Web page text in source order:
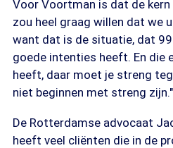
Voor Voortman is dat de kern
zou heel graag willen dat we
want dat is de situatie, dat
goede intenties heeft. En die
heeft, daar moet je streng
niet beginnen met streng zijn."
De Rotterdamse advocaat
heeft veel cliënten die in de